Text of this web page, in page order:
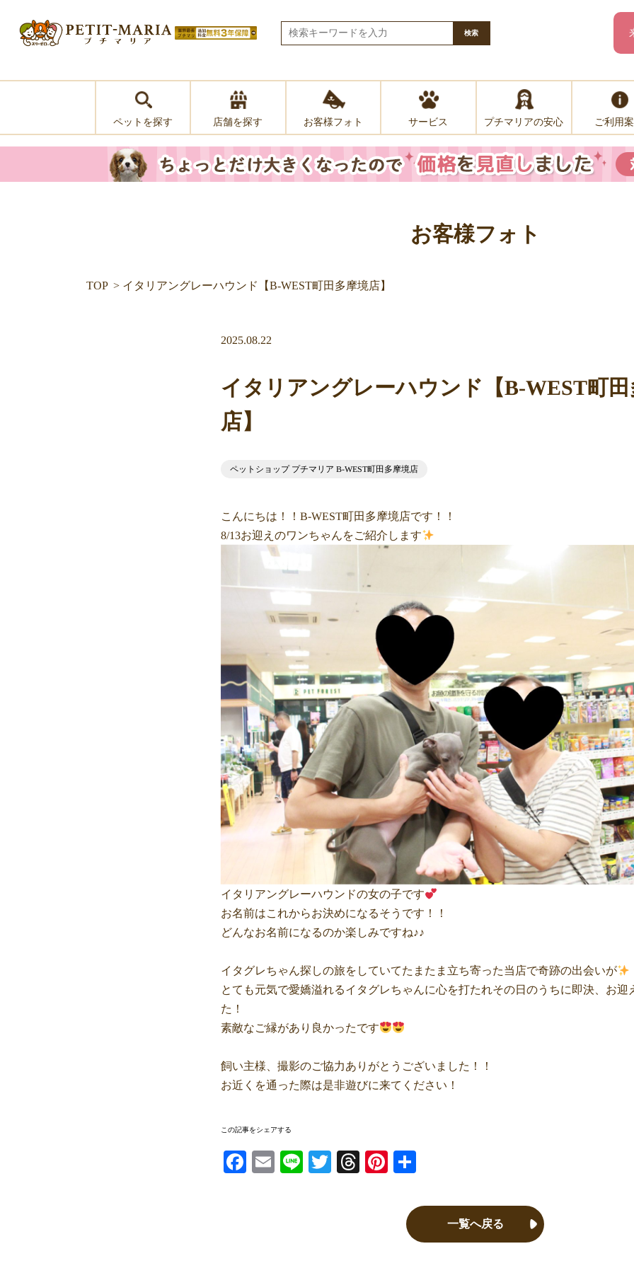
検索
ペットを探す 店舗を探す お客様フォト サービス プチマリアの安心 ご利用
お客様フォト
TOP イタリアングレーハウンド【B-WEST町田多摩境店】
2025.08.22
イタリアングレーハウンド【B-WEST町
店】
ペットショップ プチマリア B-WEST町田多摩境店
こんにちは！！B-WEST町田多摩境店です！！
8/13お迎えのワンちゃんをご紹介します
イタリアングレーハウンドの女の子です
お名前はこれからお決めになるそうです！！
どんなお名前になるのか楽しみですね♪♪
イタグレちゃん探しの旅をしていてたまたま立ち寄った当店で奇跡の出会いが
とても元気で愛嬌溢れるイタグレちゃんに心を打たれその日のうちに即決、お迎
た！
素敵なご縁があり良かったです
飼い主様、撮影のご協力ありがとうございました！！
お近くを通った際は是非遊びに来てください！
この記事をシェアする
FacebookEmail Line Twitter Threads Pinterest
一覧へ戻る